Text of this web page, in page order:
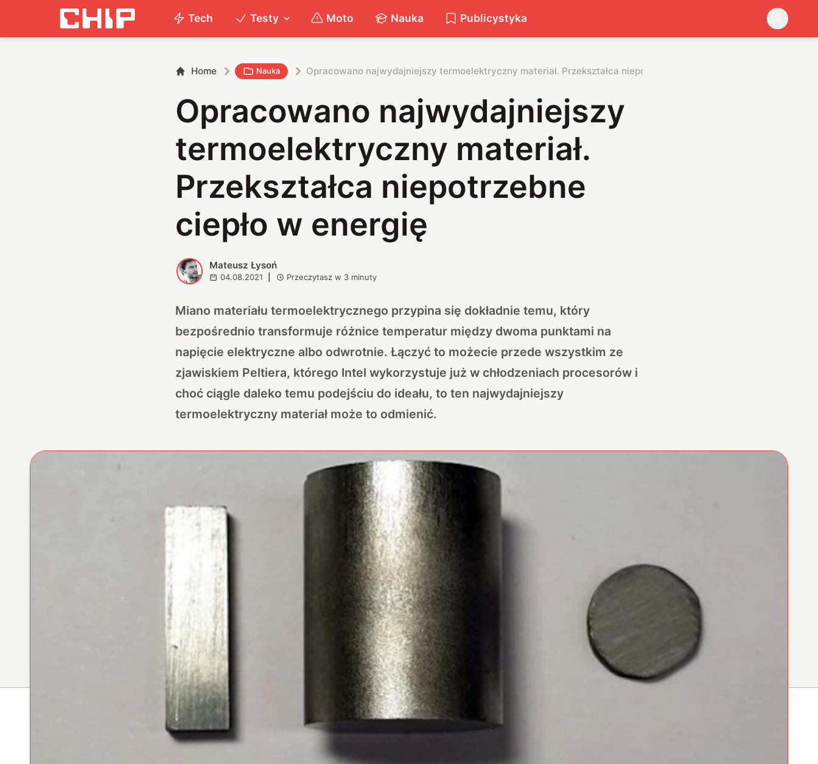
Tech Testy Moto Nauka Publicystyka
Home Nauka Opracowano najwydajniejszy termoelektryczny materiał. Przekształca niepotrzebne ciepło w energię
Opracowano najwydajniejszy
termoelektryczny materiał.
Przekształca niepotrzebne
ciepło w energię
M Mateusz Łysoń
04.08.2021 Przeczytasz w 3 minuty
Miano materiału termoelektrycznego przypina się dokładnie temu, który
bezpośrednio transformuje różnice temperatur między dwoma punktami na
napięcie elektryczne albo odwrotnie. Łączyć to możecie przede wszystkim ze
zjawiskiem Peltiera, którego Intel wykorzystuje już w chłodzeniach procesorów i
choć ciągle daleko temu podejściu do ideału, to ten najwydajniejszy
termoelektryczny materiał może to odmienić.